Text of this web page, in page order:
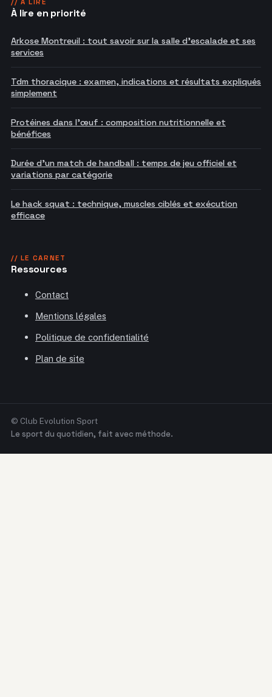
À lire en priorité
Arkose Montreuil : tout savoir sur la salle d'escalade et ses
services
Tdm thoracique : examen, indications et résultats expliqués
simplement
Protéines dans l'œuf : composition nutritionnelle et
bénéfices
Durée d'un match de handball : temps de jeu officiel et
variations par catégorie
Le hack squat : technique, muscles ciblés et exécution
efficace
// LE CARNET
Ressources
Contact
Mentions légales
Politique de confidentialité
Plan de site
© Club Evolution Sport
Le sport du quotidien, fait avec méthode.